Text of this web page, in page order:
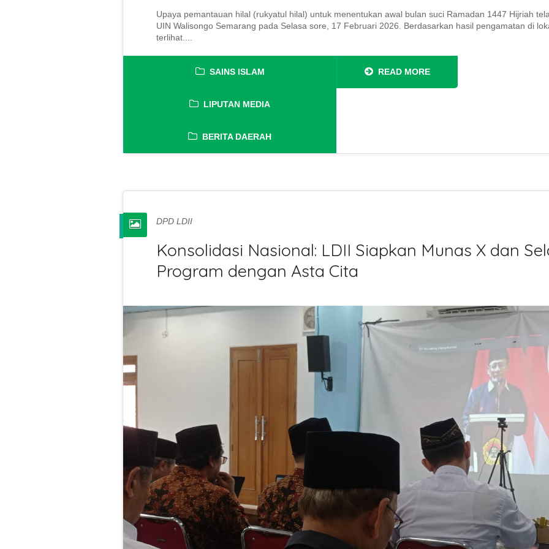
Upaya pemantauan hilal (rukyatul hilal) untuk menentukan awal bulan suci Ramadan 1447 Hijriah
UIN Walisongo Semarang pada Selasa sore, 17 Februari 2026. Berdasarkan hasil pengamatan di
terlihat....
SAINS ISLAM
LIPUTAN MEDIA
BERITA DAERAH
READ MORE
DPD LDII
Konsolidasi Nasional: LDII Siapkan Munas X dan
Program dengan Asta Cita